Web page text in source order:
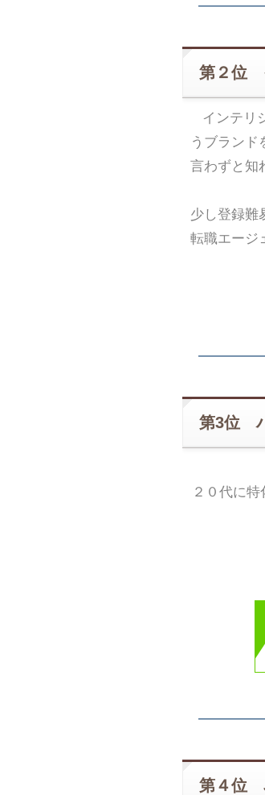
第２位
インテリ
うブランド
言わずと知
少し登録難
転職エージ
第3位
２０代に
第４位